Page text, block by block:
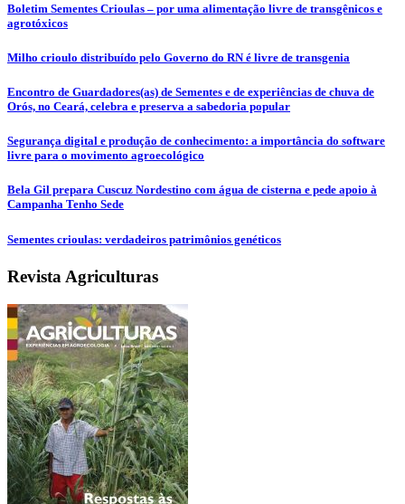
Boletim Sementes Crioulas – por uma alimentação livre de transgênicos e
agrotóxicos
Milho crioulo distribuído pelo Governo do RN é livre de transgenia
Encontro de Guardadores(as) de Sementes e de experiências de chuva de
Orós, no Ceará, celebra e preserva a sabedoria popular
Segurança digital e produção de conhecimento: a importância do software
livre para o movimento agroecológico
Bela Gil prepara Cuscuz Nordestino com água de cisterna e pede apoio à
Campanha Tenho Sede
Sementes crioulas: verdadeiros patrimônios genéticos
Revista Agriculturas